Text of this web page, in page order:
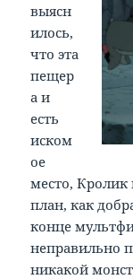
выясн
илось,
что эта
пещер
а и
есть
иском
ое
место,
план, как
конце
неправильно
никакой